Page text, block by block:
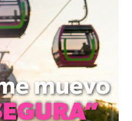
la presencia
de Pablo Sánchez,
Juventud, al abrir
a sus homólogos del